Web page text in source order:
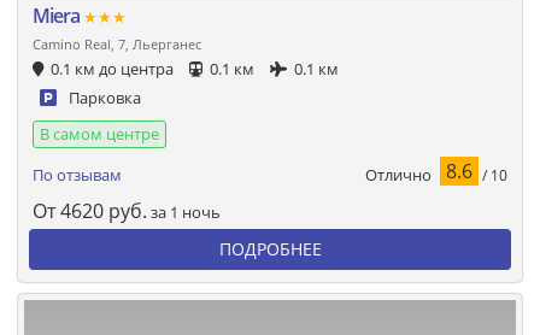
Miera ★★★
Camino Real, 7, Льерганес
0.1 км до центра 0.1 км
0.1 км
Парковка
В самом центре
По отзывам
Отлично 8.6 / 10
От4620 руб. за 1 ночь
ПОДРОБНЕЕ